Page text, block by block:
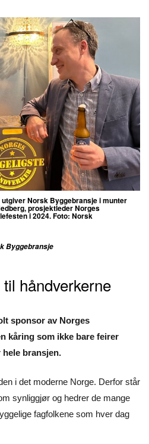
Norsk Byggebransje i munter
prosjektleder Norges
i 2024. Foto: Norsk
Byggebransje
håndverkerne
sponsor av Norges
kåring som ikke bare feirer
bransjen.
i det moderne Norge. Derfor står
synliggjør og hedrer de mange
fagfolkene som hver dag